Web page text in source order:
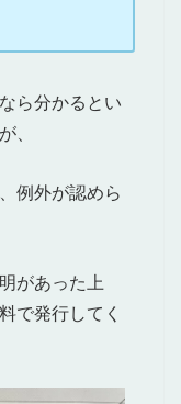
ら分かるとい
、
例外が認めら
があった上
で発行してく